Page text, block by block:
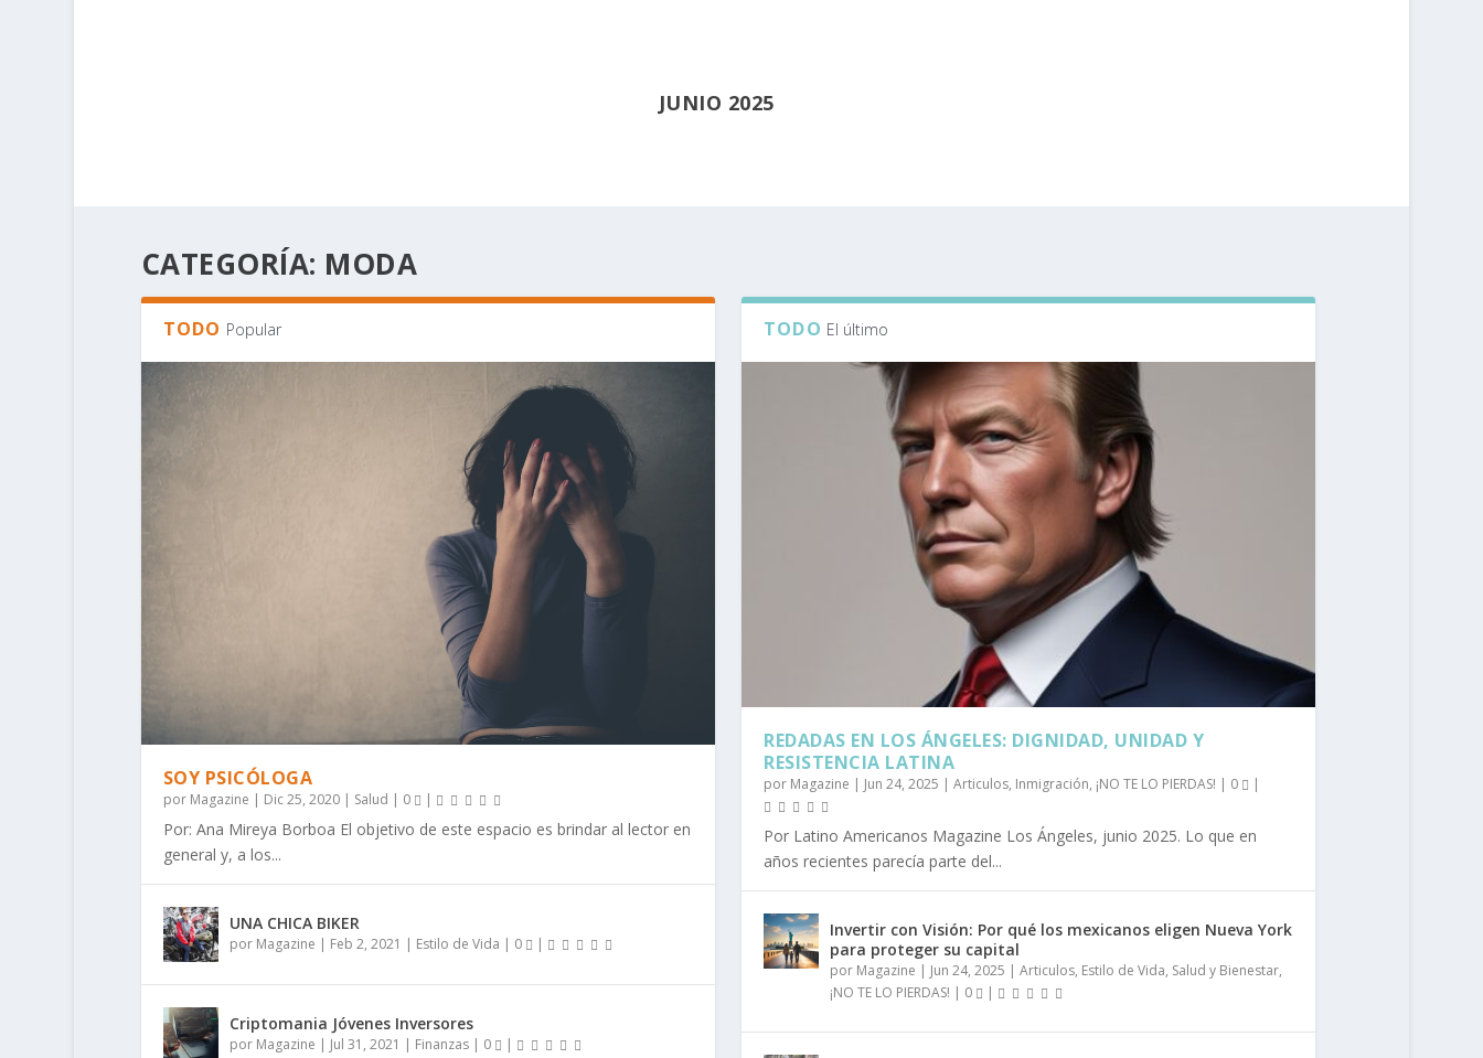
JUNIO 2025
CATEGORÍA: MODA
TODO Popular
SOY PSICÓLOGA
por Magazine Dic 25, 2020| Salud 0
Por: Ana Mireya Borboa El objetivo de este espacio es brindar al lector en
general y, a los...
UNA CHICA BIKER
por Magazine Feb 2, 2021 Estilo de Vida 0
Criptomania Jóvenes Inversores
por Magazine Jul 31, 2021 Finanzas| 0
TODO El último
REDADAS EN LOS ÁNGELES: DIGNIDAD, UNIDAD Y
RESISTENCIA LATINA
por Magazine | Jun 24, 2025 | Articulos, Inmigración, ¡NO TE LO PIERDAS! | 0 |
Por Latino Americanos Magazine Los Ángeles, junio 2025. Lo que en
años recientes parecía parte del...
Invertir con Visión: Por qué los mexicanos eligen Nueva York
para proteger su capital
por Magazine | Jun 24, 2025 | Articulos, Estilo de Vida, Salud y Bienestar,
¡NO TE LO PIERDAS! | 0 |